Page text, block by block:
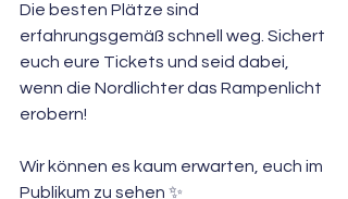
Die besten Plätze sind
erfahrungsgemäß schnell weg. Sichert
euch eure Tickets und seid dabei,
wenn die Nordlichter das Rampenlicht
erobern!
Wir können es kaum erwarten, euch im
Publikum zu sehen ✨